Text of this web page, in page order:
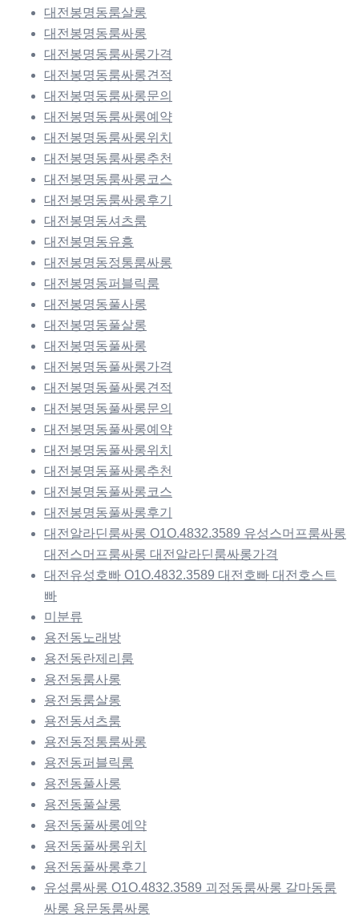
대전봉명동룸살롱
대전봉명동룸싸롱
대전봉명동룸싸롱가격
대전봉명동룸싸롱견적
대전봉명동룸싸롱문의
대전봉명동룸싸롱예약
대전봉명동룸싸롱위치
대전봉명동룸싸롱추천
대전봉명동룸싸롱코스
대전봉명동룸싸롱후기
대전봉명동셔츠룸
대전봉명동유흥
대전봉명동정통룸싸롱
대전봉명동퍼블릭룸
대전봉명동풀사롱
대전봉명동풀살롱
대전봉명동풀싸롱
대전봉명동풀싸롱가격
대전봉명동풀싸롱견적
대전봉명동풀싸롱문의
대전봉명동풀싸롱예약
대전봉명동풀싸롱위치
대전봉명동풀싸롱추천
대전봉명동풀싸롱코스
대전봉명동풀싸롱후기
대전알라딘룸싸롱 O1O.4832.3589 유성스머프룸싸롱
대전스머프룸싸롱 대전알라딘룸싸롱가격
대전유성호빠 O1O.4832.3589 대전호빠 대전호스트
빠
미분류
용전동노래방
용전동란제리룸
용전동룸사롱
용전동룸살롱
용전동셔츠룸
용전동정통룸싸롱
용전동퍼블릭룸
용전동풀사롱
용전동풀살롱
용전동풀싸롱예약
용전동풀싸롱위치
용전동풀싸롱후기
유성룸싸롱 O1O.4832.3589 괴정동룸싸롱 갈마동룸
싸롱 용문동룸싸롱